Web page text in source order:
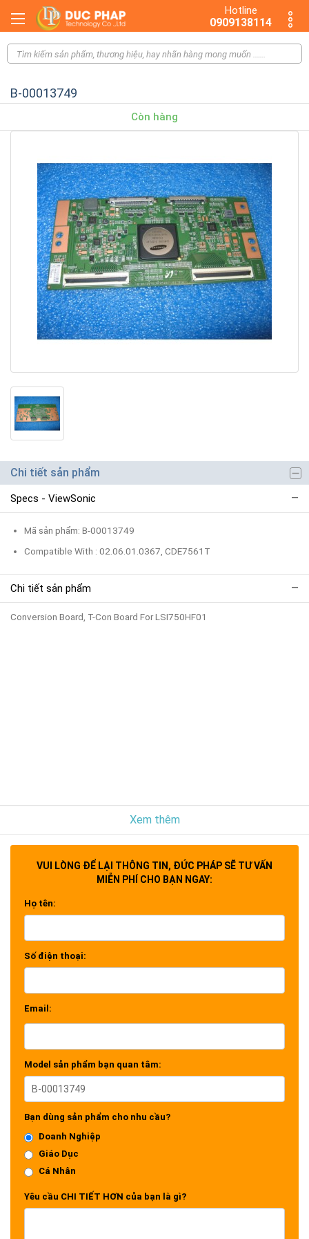
Hotline
0909138114
B-00013749
Còn hàng
Chi tiết sản phẩm
Specs - ViewSonic
Mã sản phẩm: B-00013749
Compatible With : 02.06.01.0367, CDE7561T
Chi tiết sản phẩm
Conversion Board, T-Con Board For LSI750HF01
Xem thêm
VUI LÒNG ĐỂ LẠI THÔNG TIN, ĐỨC PHÁP SẼ TƯ VẤN
MIỄN PHÍ CHO BẠN NGAY:
Họ tên:
Số điện thoại:
Email:
Model sản phẩm bạn quan tâm:
Bạn dùng sản phẩm cho nhu cầu?
Doanh Nghiệp
Giáo Dục
Cá Nhân
Yêu cầu CHI TIẾT HƠN của bạn là gì?